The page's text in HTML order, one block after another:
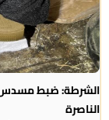
الشرطة: ضبط مسدس
الناصرة